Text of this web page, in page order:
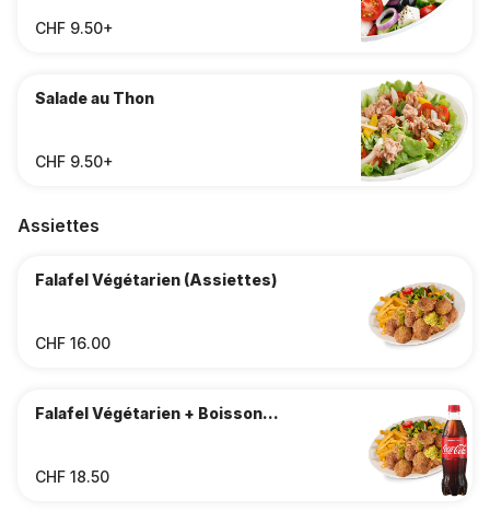
CHF 9.50+
Salade au Thon
CHF 9.50+
Assiettes
Falafel Végétarien (Assiettes)
CHF 16.00
Falafel Végétarien + Boisson
CHF 18.50